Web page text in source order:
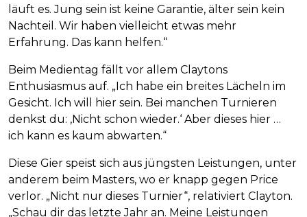
läuft es. Jung sein ist keine Garantie, älter sein kein
Nachteil. Wir haben vielleicht etwas mehr
Erfahrung. Das kann helfen.“
Beim Medientag fällt vor allem Claytons
Enthusiasmus auf. „Ich habe ein breites Lächeln im
Gesicht. Ich will hier sein. Bei manchen Turnieren
denkst du: ‚Nicht schon wieder.‘ Aber dieses hier …
ich kann es kaum abwarten.“
Diese Gier speist sich aus jüngsten Leistungen, unter
anderem beim Masters, wo er knapp gegen Price
verlor. „Nicht nur dieses Turnier“, relativiert Clayton.
„Schau dir das letzte Jahr an. Meine Leistungen